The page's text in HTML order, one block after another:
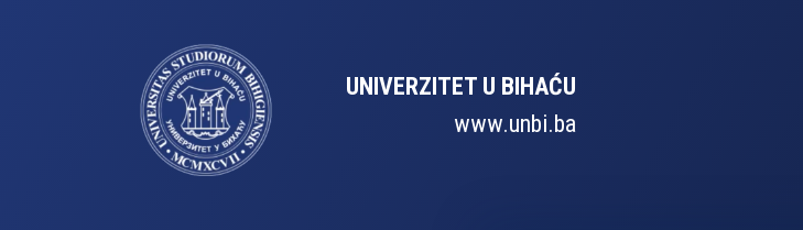
UNIVERZITET U BIHAĆU
www.unbi.ba